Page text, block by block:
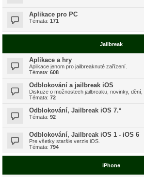
Aplikace pro PC
Témata: 171
Jailbreak
Aplikace a hry
Aplikace jenom pro jailbreaknuté zařízení.
Témata: 608
Odblokování a jailbreak iOS
Diskuze o možnostech jailbreaku, novinky, dění,
Témata: 72
Odblokování, Jailbreak iOS 7.*
Témata: 92
Odblokování, Jailbreak iOS 1 - iOS 6
Pre všetky staršie verzie iOS.
Témata: 794
iPhone